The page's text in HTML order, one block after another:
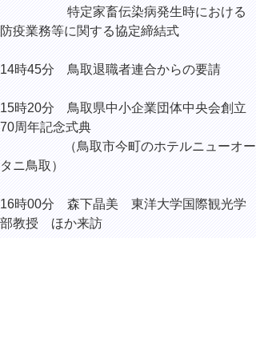
特定家畜伝染病発生時における
防疫業務等に関する協定締結式
14時45分 鳥取退職者連合からの要請
15時20分 鳥取県中小企業団体中央会創立
70周年記念式典
（鳥取市今町のホテルニューオー
タニ鳥取）
16時00分 森下晶美 東洋大学国際観光学
部教授 ほか来訪